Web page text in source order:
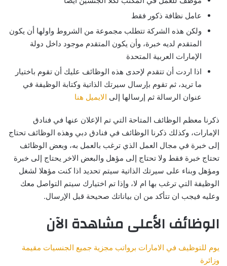
عامل نظافة ذكور فقط
ولكن هذه الشركة تتطلب مجموعة من الشروط واولها أن يكون
المتقدم لديه خبرة، وأن يكون المتقدم موجود داخل دولة
الإمارات العربية المتحدة
اذا اردت أن تتقدم لإحدى هذه الوظائف عليك أن تقوم باختيار
ما تريد، ثم تقوم بإرسال سيرتك الذاتية وكتابة الوظيفة في
عنوان الرسالة ثم إرسالها إلى الايميل هنا
ذكرنا معظم الوظائف المتاحة التي تم الإعلان عنها في فنادق
الإمارات، وكذلك ذكرنا الوظائف في فنادق دبي وهذه الوظائف تحتاج
إلى خبرة في مجال العمل الذي ترغب بالعمل به، وبعض الوظائف
تحتاج خبرة فقط ولا تحتاج إلى مؤهل والبعض الاخر يحتاج إلى خبرة
ومؤهل وبناء على سيرتك الذاتية سيتم تحديد اذا كنت مؤهلا لشغل
الوظيفة التي ترغب بها ام لا، وإذا تم اختيارك سيتم التواصل معك
وعليه فيجب ان تتأكد من ان بياناتك صحيحة قبل الإرسال.
الوظائف الأعلى مشاهدة الآن
يوم للتوظيف في الامارات برواتب مجزية جميع الجنسيات مقيمة
وزائرة